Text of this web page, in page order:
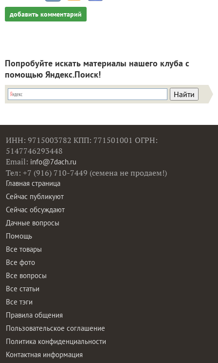
добавить комментарий
Попробуйте искать материалы нашего клуба с
помощью Яндекс.Поиск!
ИНН: 9715003782 КПП: 771501001 ОГРН:
5147746293448
Email: info@7dach.ru
Тел: +7 (916) 710-7449 (семена не продаем!)
Главная страница
Сейчас публикуют
Сейчас обсуждают
Дачные вопросы
Помощь
Все товары
Все фото
Все вопросы
Все статьи
Все тэги
Правила общения
Пользовательское соглашение
Политика конфиденциальности
Контактная информация